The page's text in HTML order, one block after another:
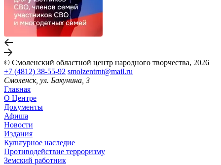
© Смоленский областной центр народного творчества, 2026
+7 (4812) 38-55-92 smolzentrnt@mail.ru
Смоленск, ул. Бакунина, 3
Главная
О Центре
Документы
Афиша
Новости
Издания
Культурное наследие
Противодействие терроризму
Земский работник